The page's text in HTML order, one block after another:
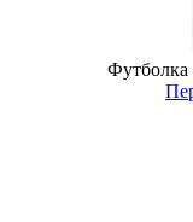
Футболка